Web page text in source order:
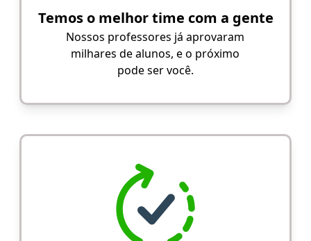
Temos o melhor time com a gente
Nossos professores já aprovaram
milhares de alunos, e o próximo
pode ser você.